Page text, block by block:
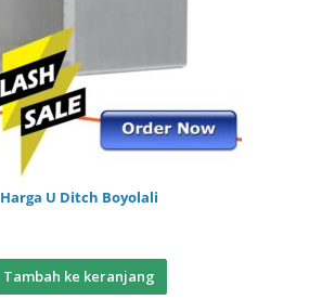
Harga U Ditch Boyolali
Tambah ke keranjang